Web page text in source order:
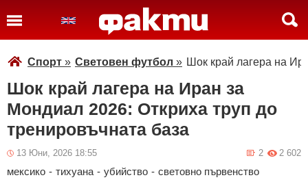
Спорт » Световен футбол » Шок край лагера на
Шок край лагера на Иран за
Мондиал 2026: Откриха труп до
тренировъчната база
13 Юни, 2026 18:55 2 602
2
мексико - тихуана - убийство - световно първенство